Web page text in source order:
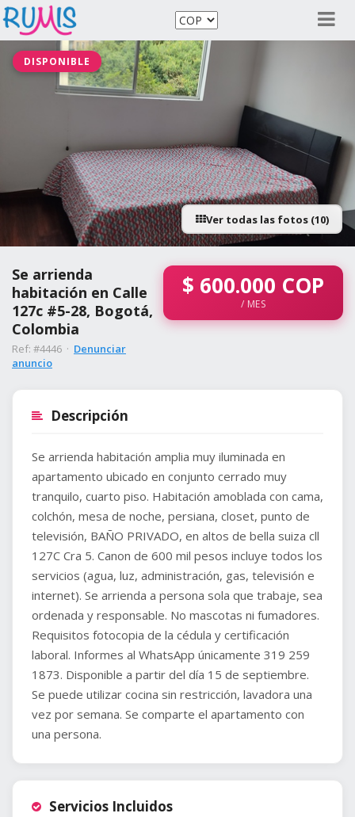
DISPONIBLE
Ver todas las fotos (10)
Se arrienda
habitación en Calle
127c #5-28, Bogotá,
Colombia
Ref: #4446 · Denunciar
anuncio
$ 600.000 COP
/ MES
Descripción
Se arrienda habitación amplia muy iluminada en
apartamento ubicado en conjunto cerrado muy
tranquilo, cuarto piso. Habitación amoblada con cama,
colchón, mesa de noche, persiana, closet, punto de
televisión, BAÑO PRIVADO, en altos de bella suiza cll
127C Cra 5. Canon de 600 mil pesos incluye todos los
servicios (agua, luz, administración, gas, televisión e
internet). Se arrienda a persona sola que trabaje, sea
ordenada y responsable. No mascotas ni fumadores.
Requisitos fotocopia de la cédula y certificación
laboral. Informes al WhatsApp únicamente 319 259
1873. Disponible a partir del día 15 de septiembre.
Se puede utilizar cocina sin restricción, lavadora una
vez por semana. Se comparte el apartamento con
una persona.
Servicios Incluidos